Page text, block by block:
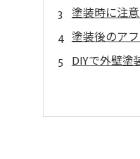
塗装時に注
塗装後のア
DIYで外壁塗